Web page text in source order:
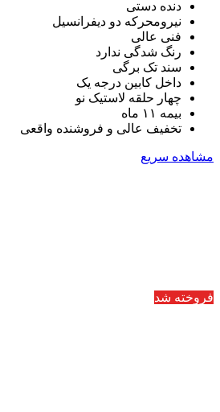
دنده دستی
نیرومحرکه دو دیفرانسیل
فنی عالی
رنگ شدگی ندارد
سند تک برگی
داخل کابین درجه یک
چهار حلقه لاستیک نو
بیمه ۱۱ ماه
تخفیف عالی و فروشنده واقعی
مشاهده سریع
فروخته شد